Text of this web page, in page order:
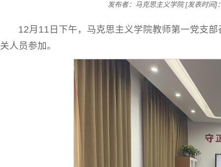
发布者：马克思主义学院 [发表时间]
12月11日下午，马克思主义学院教师第一党支
关人员参加。